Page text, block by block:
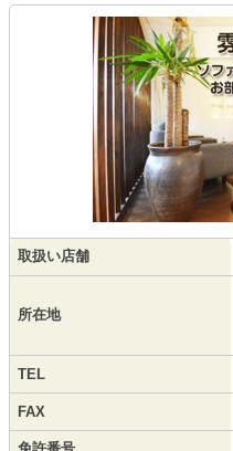
取扱い店舗
所在地
TEL
FAX